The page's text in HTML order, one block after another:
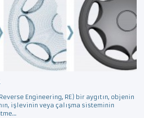
Engineering, RE) bir aygıtın, objenin
işlevinin veya çalışma sisteminin